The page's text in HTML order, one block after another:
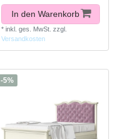
In den Warenkorb
* inkl. ges. MwSt. zzgl.
Versandkosten
-5%